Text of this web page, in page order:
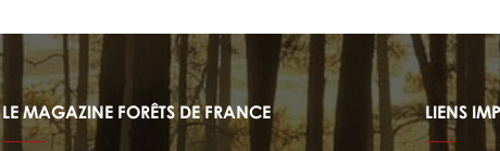
LE MAGAZINE FORÊTS DE FRANCE LIENS